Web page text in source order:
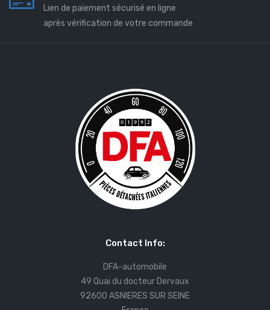
Lien de paiement sécurisé en ligne
après vérification de votre commande
Contact Info:
DFA-automobile
49 Quai du docteur Dervaux
92600 ASNIERES SUR SEINE